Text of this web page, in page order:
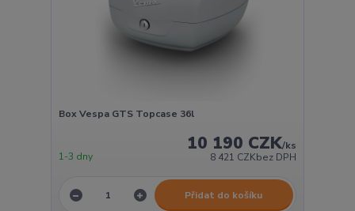
Box Vespa GTS Topcase 36l
10 190 CZK/ks
8 421 CZKbez DPH
1-3 dny
Přidat do košíku